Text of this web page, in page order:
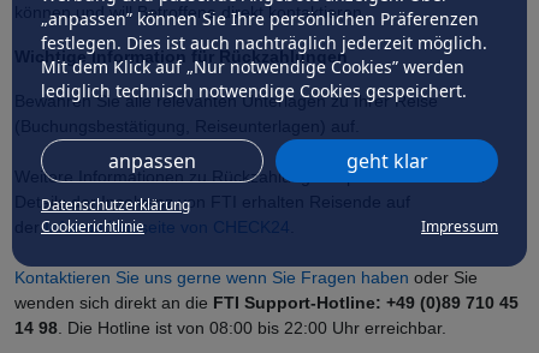
„anpassen” können Sie Ihre persönlichen Präferenzen
festlegen. Dies ist auch nachträglich jederzeit möglich.
Mit dem Klick auf „Nur notwendige Cookies” werden
lediglich technisch notwendige Cookies gespeichert.
anpassen geht klar
Datenschutzerklärung
Cookierichtlinie
Impressum
können und will Betroffene direkt kontaktieren.
Wichtige Information für Rückzahlungen
Bewahren Sie alle relevanten Unterlagen zu Ihrer Reise
Weitere Informationen zu Rückzahlungsansprüchen und mehr
Details der Insolvenz von FTI erhalten Reisende auf
derInformationsseite von CHECK24
Kontaktieren Sie uns gerne wenn Sie Fragen haben oder Sie
wenden sich direkt an die FTI Support-Hotline: +49 (0)89 710 45
14 98 . Die Hotline ist von 08:00 bis 22:00 Uhr erreichbar.